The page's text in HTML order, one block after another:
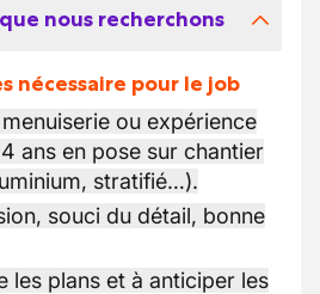
nous recherchons
nécessaire pour le job
ou expérience
ans en pose sur chantier
stratifié…).
souci du détail, bonne
les plans et à anticiper les